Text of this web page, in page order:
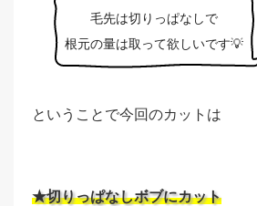
毛先は切りっぱなしで
根元の量は取って欲しいです💡
ということで今回のカットは
★切りっぱなしボブにカット